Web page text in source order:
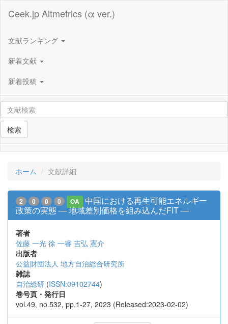
Ceek.jp Altmetrics (α ver.)
文献ランキング
新着文献
新着投稿
検索
ホーム 文献詳細
2 0 0 0 OA
中国における再生可能エネルギー
政策の実態 ― 地域差別価格を組み込んだFIT ―
著者
佐藤 一光 徐 一睿 吉弘 憲介
出版者
公益財団法人 地方自治総合研究所
雑誌
自治総研 (ISSN:09102744)
巻号頁・発行日
vol.49, no.532, pp.1-27, 2023 (Released:2023-02-02)